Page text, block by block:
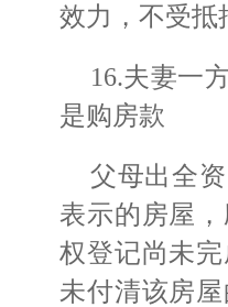
效力，不受抵
16.夫妻一
是购房款
父母出全
表示的房屋
权登记尚未
未付清该房